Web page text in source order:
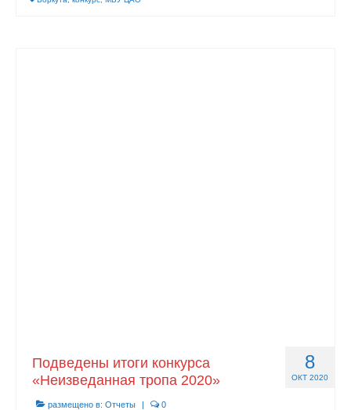
8
ОКТ 2020
Подведены итоги конкурса
«Неизведанная тропа 2020»
размещено в: Отчеты | 0